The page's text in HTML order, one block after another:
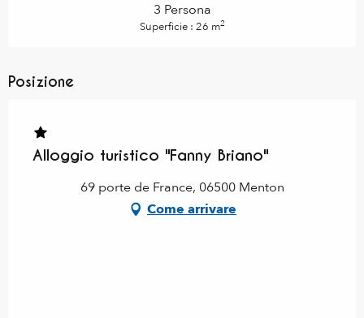
3 Persona
Superficie : 26 m2
Posizione
Alloggio turistico "Fanny Briano"
69 porte de France, 06500 Menton
Come arrivare